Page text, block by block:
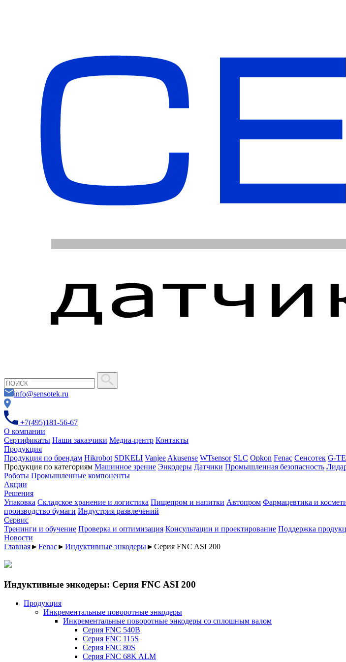
info@sensotek.ru
+7(495)181-56-67
О компании
Сертификаты Наши заказчики Медиа-центр Контакты
Продукция
Продукция по брендам Hikrobot SDKELI Vanjee Akusense WTsensor SLC Opkon Fenac Сенсотек G-
Продукция по категориям Машинное зрение Энкодеры Датчики Промышленная безопасность
Роботы Промышленные компоненты
Акции
Решения
Упаковка Складское хранение и логистика Пищепром и напитки Автопром Фармацевтика и
производство бумаги Индустрия развлечений
Сервис
Тренинги и обучение Проверка и оптимизация Консультации и проектирование Поддержка
Новости
Главная►Fenac►Индуктивные энкодеры►Серия FNC ASI 200
Индуктивные энкодеры: Серия FNC ASI 200
Продукция
Инкрементальные поворотные энкодеры
Инкрементальные поворотные энкодеры со сплошным валом
Серия FNC 540B
Серия FNC 115S
Серия FNC 80S
Серия FNC 68K ALM